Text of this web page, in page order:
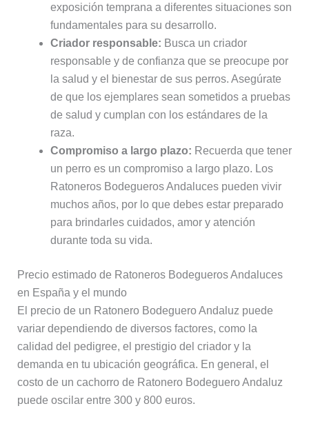
exposición temprana a diferentes situaciones son
fundamentales para su desarrollo.
Criador responsable: Busca un criador
responsable y de confianza que se preocupe por
la salud y el bienestar de sus perros. Asegúrate
de que los ejemplares sean sometidos a pruebas
de salud y cumplan con los estándares de la
raza.
Compromiso a largo plazo: Recuerda que tener
un perro es un compromiso a largo plazo. Los
Ratoneros Bodegueros Andaluces pueden vivir
muchos años, por lo que debes estar preparado
para brindarles cuidados, amor y atención
durante toda su vida.
Precio estimado de Ratoneros Bodegueros Andaluces
en España y el mundo
El precio de un Ratonero Bodeguero Andaluz puede
variar dependiendo de diversos factores, como la
calidad del pedigree, el prestigio del criador y la
demanda en tu ubicación geográfica. En general, el
costo de un cachorro de Ratonero Bodeguero Andaluz
puede oscilar entre 300 y 800 euros.